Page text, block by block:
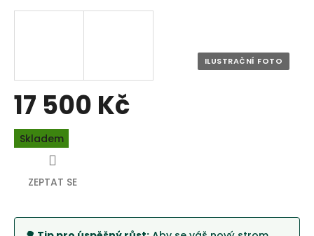
17 500 Kč
Měrná
cena:
Skladem
ZEPTAT SE